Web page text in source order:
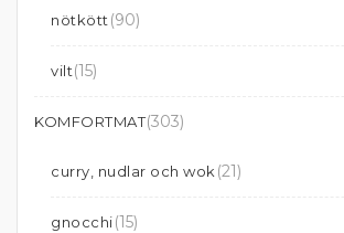
nötkött (90)
vilt(15)
KOMFORTMAT(303)
curry, nudlar och wok (21)
gnocchi(15)